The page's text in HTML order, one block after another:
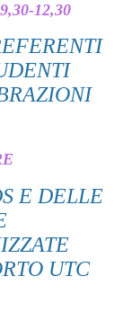
12,30
E DELLE
UTC